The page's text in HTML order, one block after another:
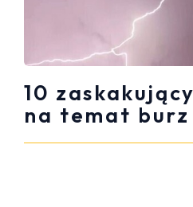
10
na temat burz